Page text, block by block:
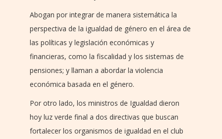
Abogan por integrar de manera sistemática la
perspectiva de la igualdad de género en el área de
las políticas y legislación económicas y
financieras, como la fiscalidad y los sistemas de
pensiones; y llaman a abordar la violencia
económica basada en el género.
Por otro lado, los ministros de Igualdad dieron
hoy luz verde final a dos directivas que buscan
fortalecer los organismos de igualdad en el club